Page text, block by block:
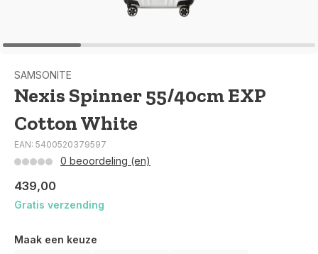
SAMSONITE
Nexis Spinner 55/40cm EXP
Cotton White
EAN: 5400520379597
0 beoordeling (en)
439,00
Gratis verzending
Maak een keuze